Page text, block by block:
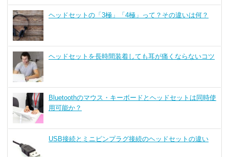
ヘッドセットの「3極」「4極」って？その違いは何？
ヘッドセットを長時間装着しても耳が痛くならないコツ
Bluetoothのマウス・キーボードとヘッドセットは同時使
用可能か？
USB接続とミニピンプラグ接続のヘッドセットの違い